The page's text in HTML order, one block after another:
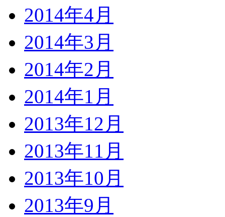
2014年4月
2014年3月
2014年2月
2014年1月
2013年12月
2013年11月
2013年10月
2013年9月